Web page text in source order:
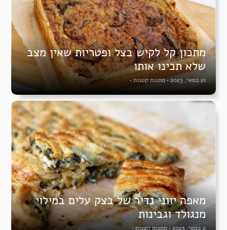
מתכון קל לקיש בצל ופטריות שאין מצב
שלא תכינו אותו
21 במאי, 2023 •מתנות קטנות •
מאפה יווני נדיר של בצק עלים במילוי
מנגולד וגבינות
2 במאי, 2023 • מתנות קטנות •